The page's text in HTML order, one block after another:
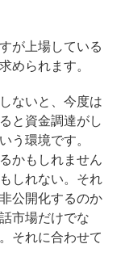
が上場している
められます。
ないと、今度は
と資金調達がし
う環境です。
かもしれません
しれない。それ
公開化するのか
市場だけでな
それに合わせて